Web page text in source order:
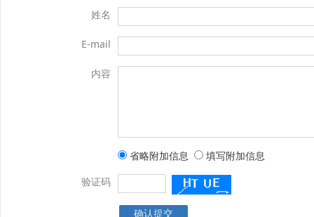
姓名
E-mail
内容
省略附加信息
填写附加信息
验证码